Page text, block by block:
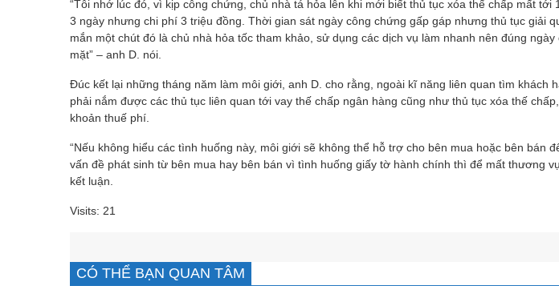
“Tôi nhớ lúc đó, vì kịp công chứng, chủ nhà tá hỏa lên khi mới biết thủ tục xóa thế chấp mất
3 ngày nhưng chi phí 3 triệu đồng. Thời gian sát ngày công chứng gấp gáp nhưng thủ tục giải
mắn một chút đó là chủ nhà hỏa tốc tham khảo, sử dụng các dịch vụ làm nhanh nên đúng
mặt” – anh D. nói.
Đúc kết lại những tháng năm làm môi giới, anh D. cho rằng, ngoài kĩ năng liên quan tìm khách
phải nắm được các thủ tục liên quan tới vay thế chấp ngân hàng cũng như thủ tục xóa thế
khoản thuế phí.
“Nếu không hiểu các tình huống này, môi giới sẽ không thể hỗ trợ cho bên mua hoặc bên bán
vấn đề phát sinh từ bên mua hay bên bán vì tình huống giấy tờ hành chính thì để mất thương
kết luận.
Visits: 21
CÓ THỂ BẠN QUAN TÂM